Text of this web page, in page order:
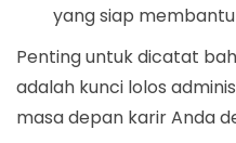
yang siap
Penting untuk dicatat
adalah kunci lolos
masa depan karir Anda